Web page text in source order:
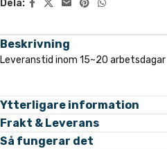
Dela:
Beskrivning
Leveranstid inom 15~20 arbetsdagar
Ytterligare information
Frakt & Leverans
Så fungerar det